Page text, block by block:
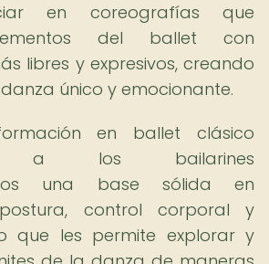
en coreografías que
del ballet con
libres y expresivos, creando
único y emocionante.
en ballet clásico
a los bailarines
una base sólida en
control corporal y
que les permite explorar y